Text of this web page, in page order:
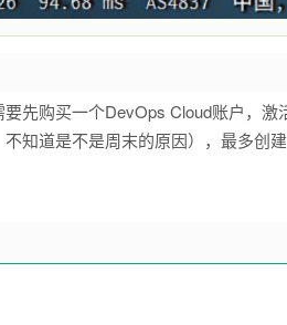
先购买一个DevOps Cloud账户，激
知道是不是周末的原因），最多创